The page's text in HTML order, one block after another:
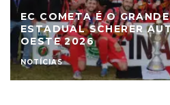
EC COMETA É O
ESTADUAL SCHERER
OESTE 2026
NOTÍCIAS